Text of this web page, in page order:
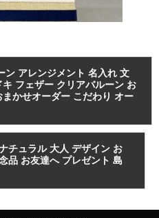
ン アレンジメント 名入れ 文
フェザー クリアバルーン お
かせオーダー こだわり オー
チュラル 大人 デザイン お
品 お友達へ プレゼント 島